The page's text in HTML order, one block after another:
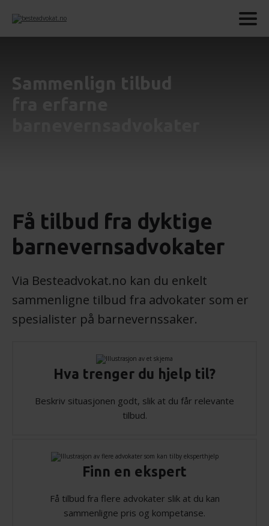
Sammenlign tilbud
Få tilbud fra dyktige
barnevernsadvokater
Via Besteadvokat.no kan du enkelt
sammenligne tilbud fra advokater som er
spesialister på barnevernssaker.
Hva trenger du hjelp til?
Beskriv situasjonen godt, slik at du får relevante
tilbud.
Finn en ekspert
Få tilbud fra flere advokater slik at du kan
sammenligne pris og kompetanse.